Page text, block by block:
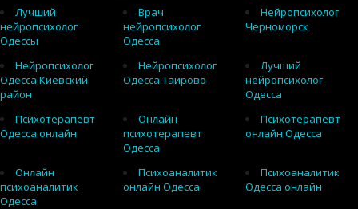
Лучший
нейропсихолог
Одессы
Врач
нейропсихолог
Одесса
Нейропсихолог
Черноморск
Нейропсихолог
Одесса Киевский
район
Нейропсихолог
Одесса Таирово
Лучший
нейропсихолог
Одесса
Психотерапевт
Одесса онлайн
Онлайн
психотерапевт
Одесса
Психотерапевт
онлайн Одесса
Онлайн
психоаналитик
Одесса
Психоаналитик
онлайн Одесса
Психоаналитик
Одесса онлайн